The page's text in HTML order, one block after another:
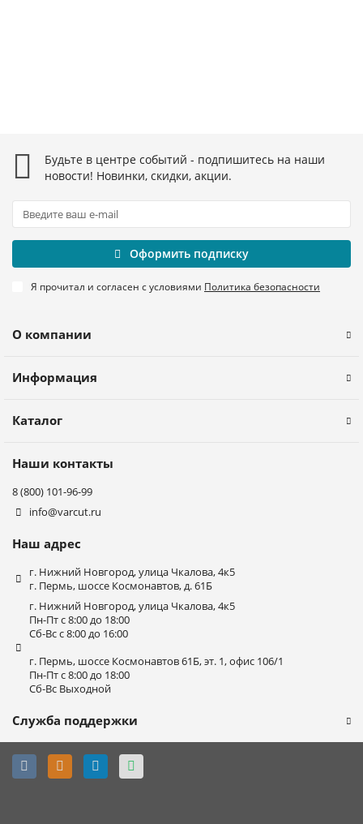
Будьте в центре событий - подпишитесь на наши
новости! Новинки, скидки, акции.
Оформить подписку
Я прочитал и согласен с условиями Политика безопасности
О компании
Информация
Каталог
Наши контакты
8 (800) 101-96-99
info@varcut.ru
Наш адрес
г. Нижний Новгород, улица Чкалова, 4к5
г. Пермь, шоссе Космонавтов, д. 61Б
г. Нижний Новгород, улица Чкалова, 4к5
Пн-Пт с 8:00 до 18:00
Сб-Вс с 8:00 до 16:00
г. Пермь, шоссе Космонавтов 61Б, эт. 1, офис 106/1
Пн-Пт с 8:00 до 18:00
Сб-Вс Выходной
Служба поддержки